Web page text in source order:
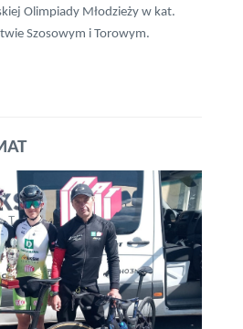
Olimpiady Młodzieży w kat.
Szosowym i Torowym.